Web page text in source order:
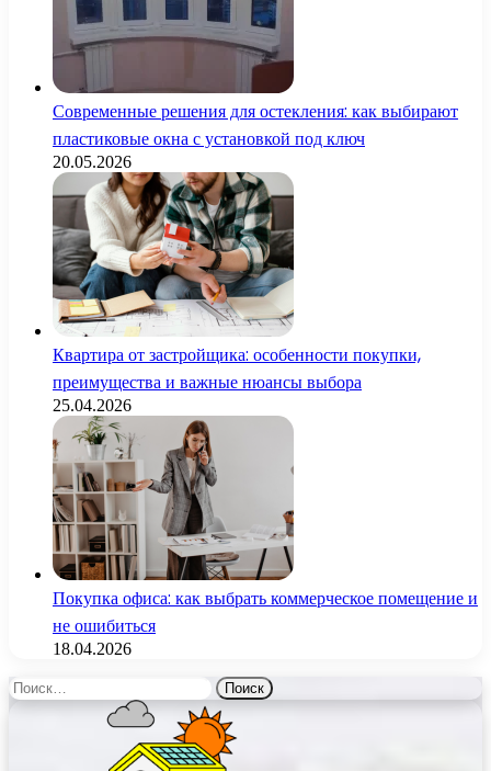
Современные решения для остекления: как выбирают
пластиковые окна с установкой под ключ
20.05.2026
Квартира от застройщика: особенности покупки,
преимущества и важные нюансы выбора
25.04.2026
Покупка офиса: как выбрать коммерческое помещение и
не ошибиться
18.04.2026
Найти: